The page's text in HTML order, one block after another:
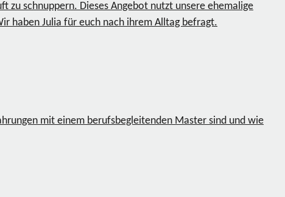
zu schnuppern. Dieses Angebot nutzt unsere ehemalige
haben Julia für euch nach ihrem Alltag befragt.
mit einem berufsbegleitenden Master sind und wie